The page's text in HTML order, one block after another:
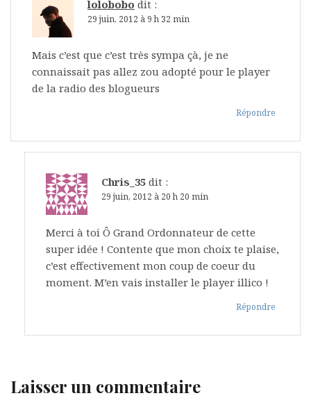
lolobobo dit :
29 juin, 2012 à 9 h 32 min
Mais c’est que c’est très sympa çà, je ne
connaissait pas allez zou adopté pour le player
de la radio des blogueurs
Répondre
Chris_35 dit :
29 juin, 2012 à 20 h 20 min
Merci à toi Ô Grand Ordonnateur de cette
super idée ! Contente que mon choix te plaise,
c’est effectivement mon coup de coeur du
moment. M’en vais installer le player illico !
Répondre
Laisser un commentaire